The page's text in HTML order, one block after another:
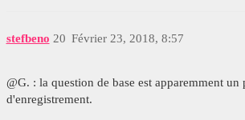
stefbeno Février 23, 2018, 8:57
20
@G. : la question de base est apparemment un
d'enregistrement.